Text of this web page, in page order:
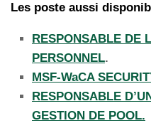
Les poste aussi
RESPONSABLE DE
PERSONNEL.
MSF-WaCA
RESPONSABLE
GESTION DE POOL.